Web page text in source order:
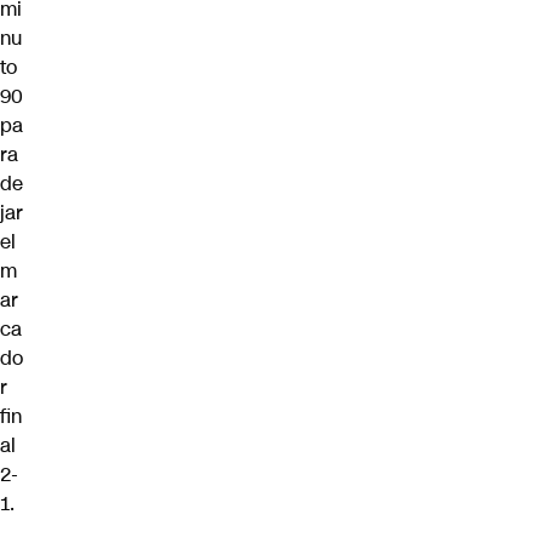
mi
nu
to
90
pa
ra
de
jar
el
m
ar
ca
do
r
fin
al
2-
1.